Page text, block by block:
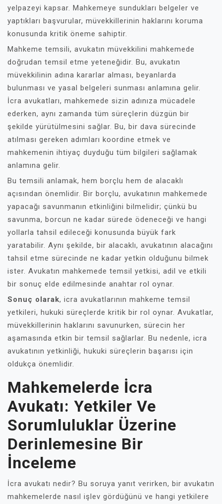
yelpazeyi kapsar. Mahkemeye sundukları belgeler ve
yaptıkları başvurular, müvekkillerinin haklarını koruma
konusunda kritik öneme sahiptir.
Mahkeme temsili, avukatın müvekkilini mahkemede
doğrudan temsil etme yeteneğidir. Bu, avukatın
müvekkilinin adına kararlar alması, beyanlarda
bulunması ve yasal belgeleri sunması anlamına gelir.
İcra avukatları, mahkemede sizin adınıza mücadele
ederken, aynı zamanda tüm süreçlerin düzgün bir
şekilde yürütülmesini sağlar. Bu, bir dava sürecinde
atılması gereken adımları koordine etmek ve
mahkemenin ihtiyaç duyduğu tüm bilgileri sağlamak
anlamına gelir.
Bu temsili anlamak, hem borçlu hem de alacaklı
açısından önemlidir. Bir borçlu, avukatının mahkemede
yapacağı savunmanın etkinliğini bilmelidir; çünkü bu
savunma, borcun ne kadar sürede ödeneceği ve hangi
yollarla tahsil edileceği konusunda büyük fark
yaratabilir. Aynı şekilde, bir alacaklı, avukatının alacağını
tahsil etme sürecinde ne kadar yetkin olduğunu bilmek
ister. Avukatın mahkemede temsil yetkisi, adil ve etkili
bir sonuç elde edilmesinde anahtar rol oynar.
Sonuç olarak, icra avukatlarının mahkeme temsil
yetkileri, hukuki süreçlerde kritik bir rol oynar. Avukatlar,
müvekkillerinin haklarını savunurken, sürecin her
aşamasında etkin bir temsil sağlarlar. Bu nedenle, icra
avukatının yetkinliği, hukuki süreçlerin başarısı için
oldukça önemlidir.
Mahkemelerde İcra
Avukatı: Yetkiler Ve
Sorumluluklar Üzerine
Derinlemesine Bir
İnceleme
İcra avukatı nedir? Bu soruya yanıt verirken, bir avukatın
mahkemelerde nasıl işlev gördüğünü ve hangi yetkilere